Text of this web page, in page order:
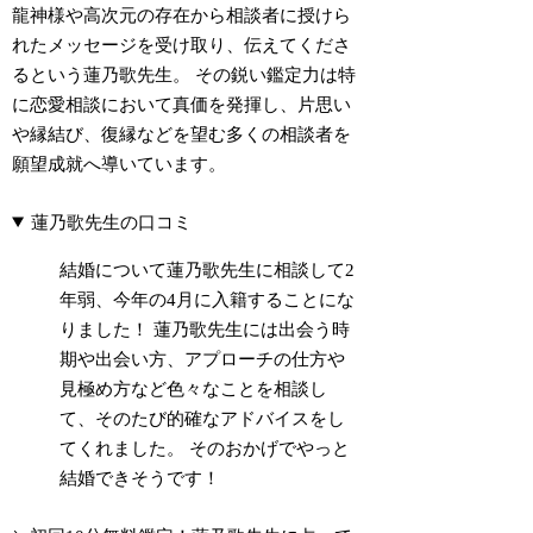
龍神様や高次元の存在から相談者に授けら
れたメッセージを受け取り、伝えてくださ
るという蓮乃歌先生。 その鋭い鑑定力は特
に恋愛相談において真価を発揮し、片思い
や縁結び、復縁などを望む多くの相談者を
願望成就へ導いています。
蓮乃歌先生の口コミ
結婚について蓮乃歌先生に相談して2
年弱、今年の4月に入籍することにな
りました！ 蓮乃歌先生には出会う時
期や出会い方、アプローチの仕方や
見極め方など色々なことを相談し
て、そのたび的確なアドバイスをし
てくれました。 そのおかげでやっと
結婚できそうです！